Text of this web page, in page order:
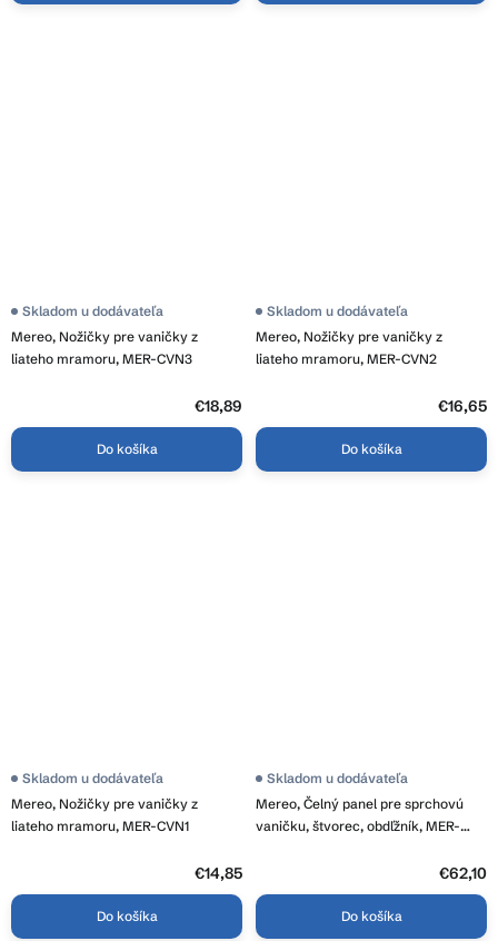
Mereo, Nožičky pre vaničky z
liateho mramoru, MER-CVN3
Skladom u dodávateľa
€18,89
Do košíka
Mereo, Nožičky pre vaničky z
liateho mramoru, MER-CVN2
Skladom u dodávateľa
€16,65
Do košíka
Mereo, Nožičky pre vaničky z
liateho mramoru, MER-CVN1
Skladom u dodávateľa
€14,85
Do košíka
Mereo, Čelný panel pre sprchovú
vaničku, štvorec, obdľžník, MER-
Skladom u dodávateľa
€62,10
Do košíka